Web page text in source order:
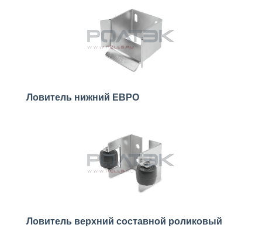
Ловитель нижний ЕВРО
Ловитель верхний составной роликовый